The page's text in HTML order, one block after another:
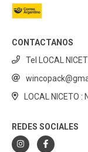
CONTACTANOS
Tel LOCAL
LOCAL NICETO
REDES SOCIALES